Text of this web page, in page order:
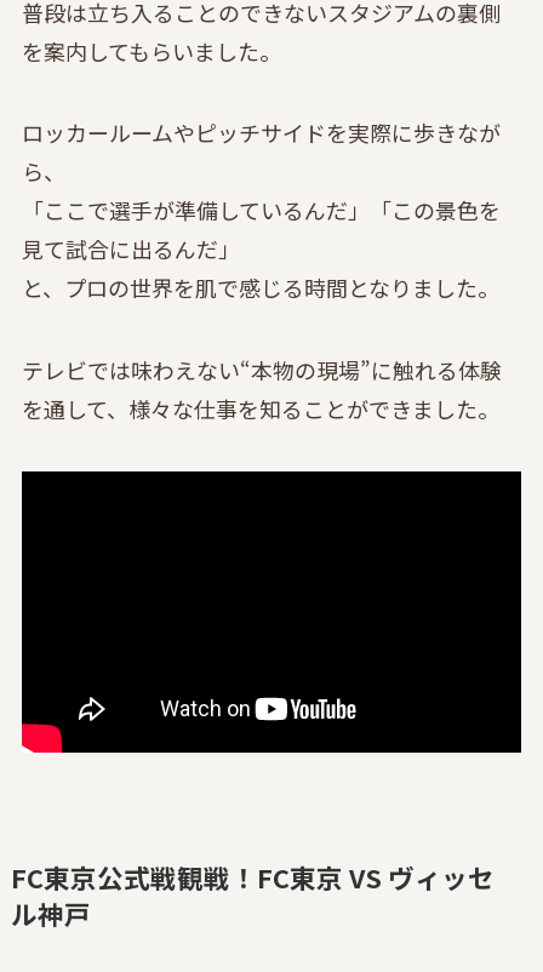
普段は立ち入ることのできないスタジアムの裏側
を案内してもらいました。
ロッカールームやピッチサイドを実際に歩きなが
ら、
「ここで選手が準備しているんだ」「この景色を
見て試合に出るんだ」
と、プロの世界を肌で感じる時間となりました。
テレビでは味わえない“本物の現場”に触れる体験
を通して、様々な仕事を知ることができました。
FC東京公式戦観戦！FC東京 VS ヴィッセ
ル神戸